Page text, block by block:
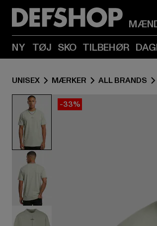
NY TØJ SKO TILBEHØR
UNISEX MÆRKER ALL BRANDS
-33%